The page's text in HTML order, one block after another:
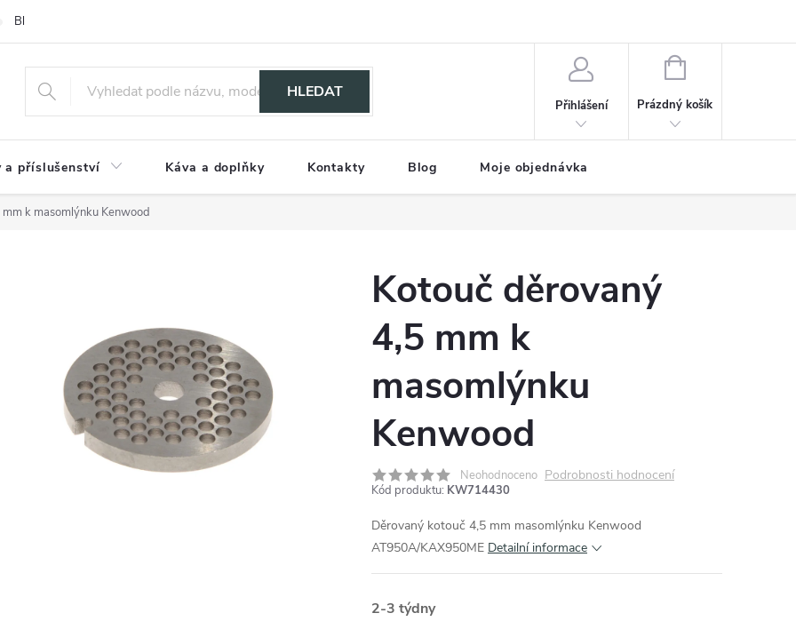
Blog
HLEDAT
Přihlášení
NÁKUPNÍ
Prázdný košík
a příslušenství Káva a doplňky Kontakty Blog Moje objednávka
k masomlýnku Kenwood
Kotouč děrovaný
4,5 mm k
masomlýnku
Kenwood
Neohodnoceno Podrobnosti hodnocení
Kód produktu: KW714430
Děrovaný kotouč 4,5 mm masomlýnku Kenwood
AT950A/KAX950ME Detailní informace
2-3 týdny